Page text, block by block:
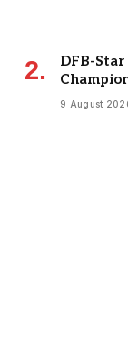
DFB-
9 August